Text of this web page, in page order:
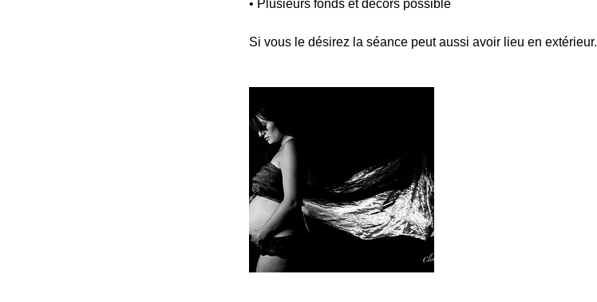
• Plusieurs fonds et décors possible
Si vous le désirez la séance peut aussi avoir lieu en extérieur.